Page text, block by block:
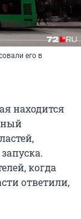
его в
находится
когда
ответили,